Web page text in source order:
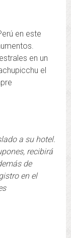
en este
en un
el
a su hotel.
recibirá
de
en el